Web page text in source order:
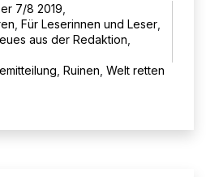
7/8 2019
Für Leserinnen und Leser
aus der Redaktion
Ruinen Welt retten